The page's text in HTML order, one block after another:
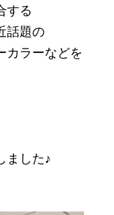
する
話題の
カラーなどを
ました♪